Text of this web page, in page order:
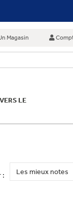
Magasin
LE
: